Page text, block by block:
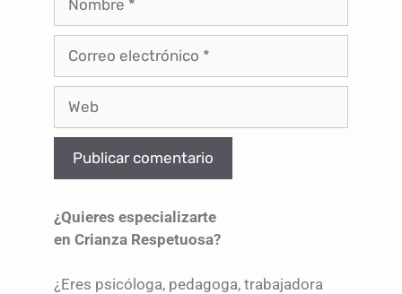
¿Quieres especializarte
en Crianza Respetuosa?
¿Eres psicóloga, pedagoga, trabajadora